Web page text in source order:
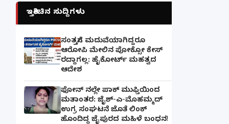
ಇತ್ತೀಚಿನ ಸುದ್ದಿಗಳು
ಸಂತ್ರಸ್ತೆಗೆ ಮದುವೆಯಾಗಿದ್ದರೂ
ಆರೋಪಿ ಮೇಲಿನ ಪೋಕ್ಸೋ ಕೇಸ್
ರದ್ದಾಗಲ್ಲ: ಹೈಕೋರ್ಟ್ ಮಹತ್ವದ
ಆದೇಶ
ಫೋನ್ ನಲ್ಲೇ ಪಾಕ್ ಮುಫ್ತಿಯಿಂದ
ಮತಾಂತರ: ಜೈಶ್-ಎ-ಮೊಹಮ್ಮದ್
ಉಗ್ರ ಸಂಘಟನೆ ಜೊತೆ ಲಿಂಕ್
ಹೊಂದಿದ್ದ ಜೈಪುರದ ಮಹಿಳೆ ಬಂಧನ!